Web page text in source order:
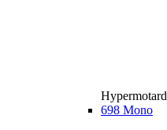
Hypermotard
698 Mono